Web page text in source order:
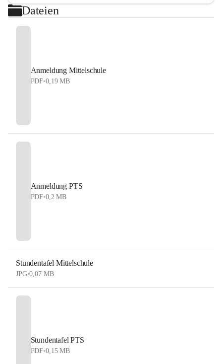
Dateien
Anmeldung Mittelschule
PDF•0,19 MB
Anmeldung PTS
PDF•0,2 MB
Stundentafel Mittelschule
JPG•0,07 MB
Stundentafel PTS
PDF•0,15 MB